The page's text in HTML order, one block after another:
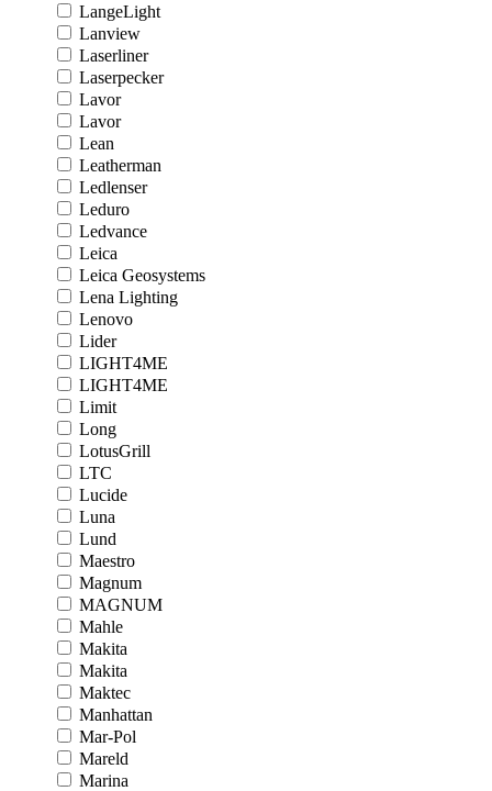
LangeLight
Lanview
Laserliner
Laserpecker
Lavor
Lavor
Lean
Leatherman
Ledlenser
Leduro
Ledvance
Leica
Leica Geosystems
Lena Lighting
Lenovo
Lider
LIGHT4ME
LIGHT4ME
Limit
Long
LotusGrill
LTC
Lucide
Luna
Lund
Maestro
Magnum
MAGNUM
Mahle
Makita
Makita
Maktec
Manhattan
Mar-Pol
Mareld
Marina